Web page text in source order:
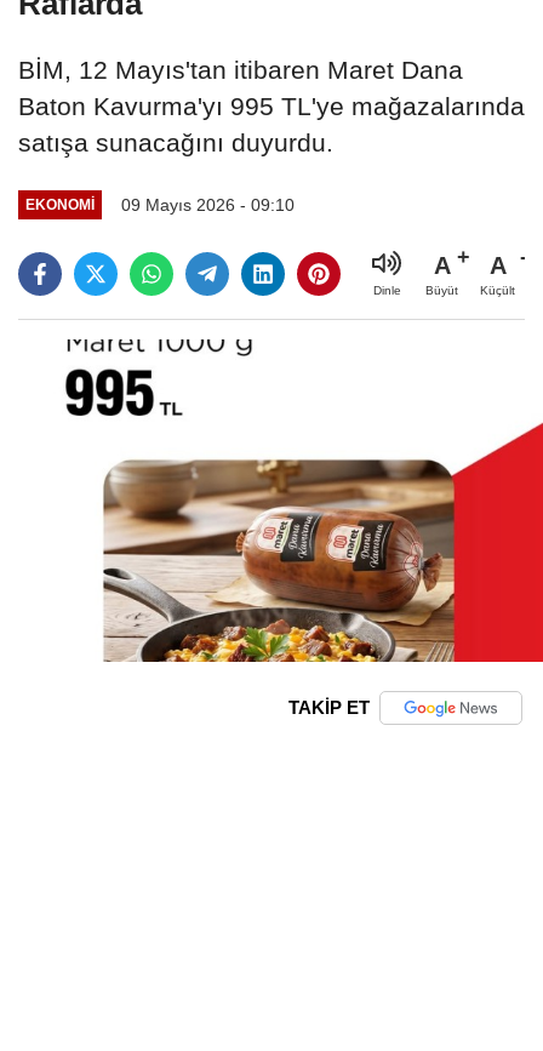
BİM, 12 Mayıs'tan itibaren Maret Dana
Baton Kavurma'yı 995 TL'ye mağazalarında
satışa sunacağını duyurdu.
EKONOMI 09 Mayıs 2026 - 09:10
Dinle
A
Büyüt
A
Küçült
TAKİP ET